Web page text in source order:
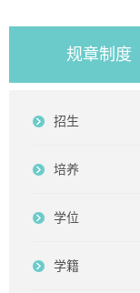
规章制度
招生
培养
学位
学籍